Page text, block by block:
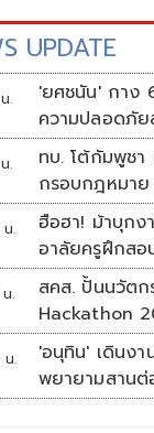
UPDATE
.
'ยศชนัน' กาง
ความปลอดภั
ป้องกันก่อเหตุ
.
ทบ. โต้กัมพูชา
กรอบกฎหมาย
ทหาร
น.
ฮือฮา! ม้าบุกง
อาลัยครูฝึกสอ
.
สคส. ปั้นนวัตก
Hackathon
Design for
ข้อมูลส่วนบุคค
น.
'อนุทิน' เดินง
พยายามสาน
เฟส 2'